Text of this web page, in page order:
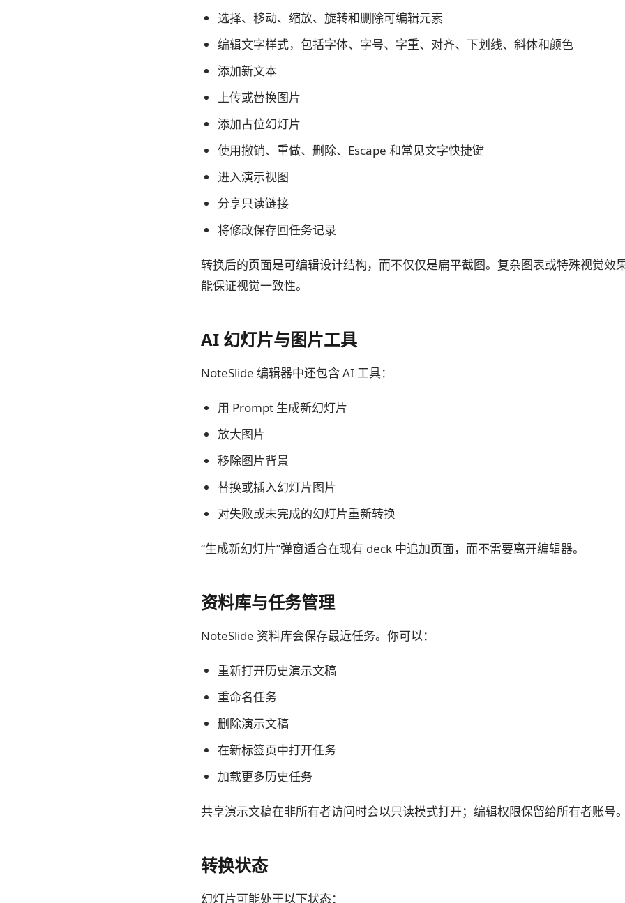
选择、移动、缩放、旋转和删除可编辑元素
编辑文字样式，包括字体、字号、字重、对齐、下划线、斜体和颜色
添加新文本
上传或替换图片
添加占位幻灯片
使用撤销、重做、删除、Escape 和常见文字快捷键
进入演示视图
分享只读链接
将修改保存回任务记录
转换后的页面是可编辑设计结构，而不仅仅是扁平截图。复杂图表或特殊视觉效
能保证视觉一致性。
AI 幻灯片与图片工具
NoteSlide 编辑器中还包含 AI 工具：
用 Prompt 生成新幻灯片
放大图片
移除图片背景
替换或插入幻灯片图片
对失败或未完成的幻灯片重新转换
“生成新幻灯片”弹窗适合在现有 deck 中追加页面，而不需要离开编辑器。
资料库与任务管理
NoteSlide 资料库会保存最近任务。你可以：
重新打开历史演示文稿
重命名任务
删除演示文稿
在新标签页中打开任务
加载更多历史任务
共享演示文稿在非所有者访问时会以只读模式打开；编辑权限保留给所有者账号
转换状态
幻灯片可能处于以下状态：